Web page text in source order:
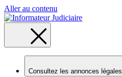
Aller au contenu
Consultez les annonces légales